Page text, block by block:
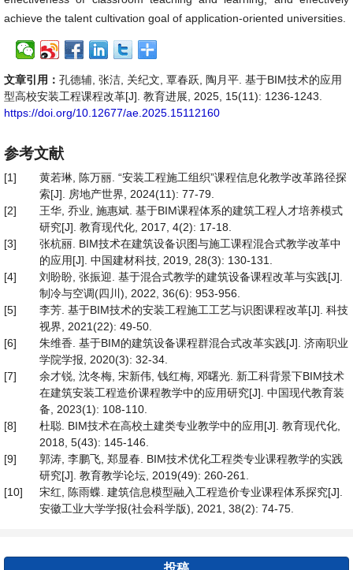
achieve the talent cultivation goal of application-oriented universities.
文章引用： 孔德辅, 张洁, 关纪文, 覃春跃, 陶月平. 基于BIM技术的应用
型高校安装工程课程改革[J]. 教育进展, 2025, 15(11): 1236-1243.
https://doi.org/10.12677/ae.2025.15112160
参考文献
[1]
黄若琳, 陈万丽. “安装工程施工组织”课程信息化教学改革路径探
索[J]. 房地产世界, 2024(11): 77-79.
[2]
王华, 乔业, 施惠斌. 基于BIM课程体系的建筑工程人才培养模式
研究[J]. 教育现代化, 2017, 4(2): 17-18.
[3]
张杭丽. BIM技术在建筑设备识图与施工课程混合式教学改革中
的应用[J]. 中国建材科技, 2019, 28(3): 130-131.
[4]
刘盼盼, 张振迎. 基于混合式教学的建筑设备课程改革与实践[J].
制冷与空调(四川), 2022, 36(6): 953-956.
[5]
李芳. 基于BIM技术的安装工程施工工艺与识图课程改革[J]. 科技
视界, 2021(22): 49-50.
[6]
朱维香. 基于BIM的建筑设备课程群混合式改革实践[J]. 济南职业
学院学报, 2020(3): 32-34.
[7]
余才锐, 沈冬梅, 宋新伟, 钱红梅, 邓曙光. 新工科背景下BIM技术
在建筑安装工程造价课程教学中的应用研究[J]. 中国现代教育装
备, 2023(1): 108-110.
[8]
杜聪. BIM技术在高校土建类专业教学中的应用[J]. 教育现代化,
2018, 5(43): 145-146.
[9]
郭涛, 李鹏飞, 郑显春. BIM技术优化工程类专业课程教学的实践
研究[J]. 教育教学论坛, 2019(49): 260-261.
[10]
宋红, 陈雨蝶. 建筑信息模型融入工程造价专业课程体系探究[J].
安徽工业大学学报(社会科学版), 2021, 38(2): 74-75.